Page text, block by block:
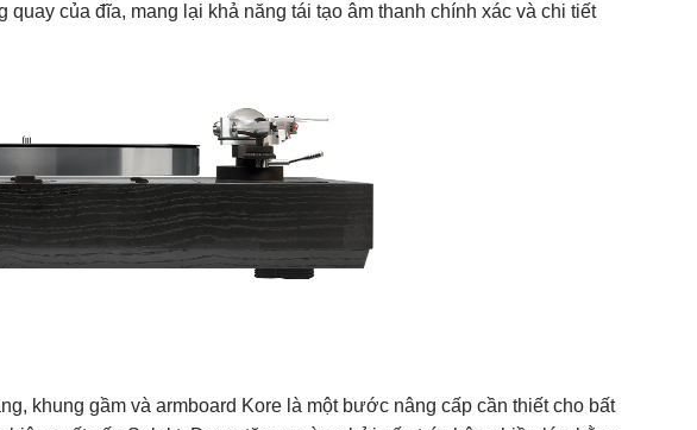
của đĩa, mang lại khả năng tái tạo âm thanh chính xác và chi tiết
khung gầm và armboard Kore là một bước nâng cấp cần thiết cho bất